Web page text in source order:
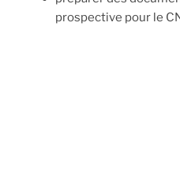
prospective pour le